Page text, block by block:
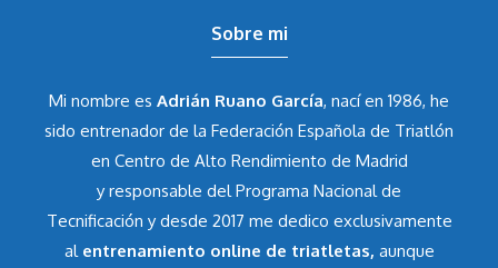
Sobre mi
Mi nombre es Adrián Ruano García, nací en 1986, he
sido entrenador de la Federación Española de Triatlón
en Centro de Alto Rendimiento de Madrid
y responsable del Programa Nacional de
Tecnificación y desde 2017 me dedico exclusivamente
al entrenamiento online de triatletas, aunque